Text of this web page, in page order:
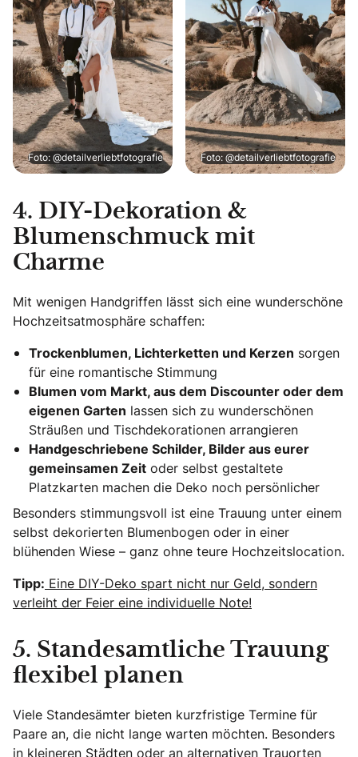
Foto: @detailverliebtfotografie Foto: @detailverliebtfotografie
4. DIY-Dekoration &
Blumenschmuck mit
Charme
Mit wenigen Handgriffen lässt sich eine wunderschöne
Hochzeitsatmosphäre schaffen:
Trockenblumen, Lichterketten und Kerzen sorgen
für eine romantische Stimmung
Blumen vom Markt, aus dem Discounter oder dem
eigenen Garten lassen sich zu wunderschönen
Sträußen und Tischdekorationen arrangieren
Handgeschriebene Schilder, Bilder aus eurer
gemeinsamen Zeit oder selbst gestaltete
Platzkarten machen die Deko noch persönlicher
Besonders stimmungsvoll ist eine Trauung unter einem
selbst dekorierten Blumenbogen oder in einer
blühenden Wiese – ganz ohne teure Hochzeitslocation.
Tipp: Eine DIY-Deko spart nicht nur Geld, sondern
verleiht der Feier eine individuelle Note!
5. Standesamtliche Trauung
flexibel planen
Viele Standesämter bieten kurzfristige Termine für
Paare an, die nicht lange warten möchten. Besonders
in kleineren Städten oder an alternativen Trauorten